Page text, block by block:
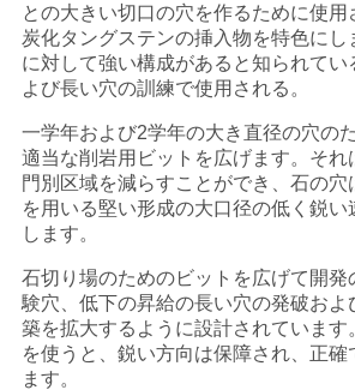
との大きい切口の穴を作るために使
炭化タングステンの挿入物を特色にし
に対して強い構成があると知られてい
よび長い穴の訓練で使用される。
一学年および2学年の大き直径の穴の
適当な削岩用ビットを広げます。それ
門別区域を減らすことができ、石の穴
を用いる堅い形成の大口径の低く鋭
します。
石切り場のためのビットを広げて開発
験穴、低下の昇給の長い穴の発破およ
築を拡大するように設計されています
を使うと、鋭い方向は保障され、正確
ます。